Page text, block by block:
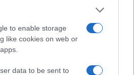
to enable storage
like cookies on web or
data to be sent to